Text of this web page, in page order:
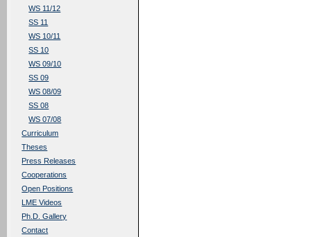
WS 11/12
SS 11
WS 10/11
SS 10
WS 09/10
SS 09
WS 08/09
SS 08
WS 07/08
Curriculum
Theses
Press Releases
Cooperations
Open Positions
LME Videos
Ph.D. Gallery
Contact